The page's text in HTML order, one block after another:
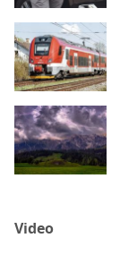
Video